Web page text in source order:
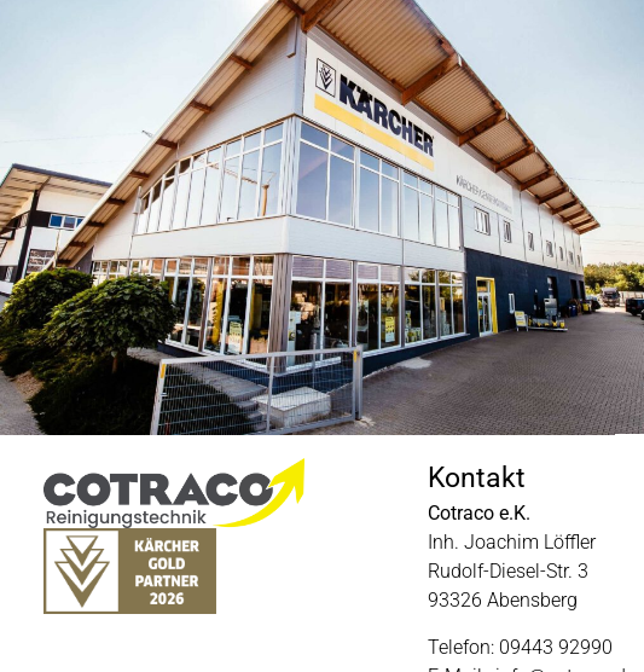
Kontakt
Cotraco e.K.
Inh. Joachim Löffler
Rudolf-Diesel-Str. 3
93326 Abensberg
Telefon: 09443 92990